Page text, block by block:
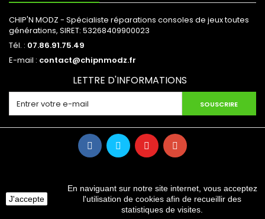
©2024 CHIP'N MODZ. TOUS DROITS RÉSERVÉS.
CHIP'N MODZ - Spécialiste réparations consoles de jeux toutes
générations, SIRET: 53268409900023
Tél. : 07.86.91.75.49
E-mail : contact@chipnmodz.fr
LETTRE D'INFORMATIONS
SOUSCRIRE
J'accepte
En naviguant sur notre site internet, vous acceptez
l'utilisation de cookies afin de recueillir des
statistiques de visites.